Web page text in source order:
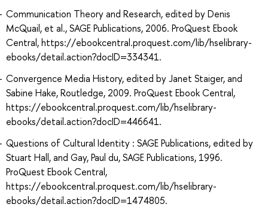
Communication Theory and Research, edited by Denis
McQuail, et al., SAGE Publications, 2006. ProQuest Ebook
Central, https://ebookcentral.proquest.com/lib/hselibrary-
ebooks/detail.action?docID=334341.
Convergence Media History, edited by Janet Staiger, and
Sabine Hake, Routledge, 2009. ProQuest Ebook Central,
https://ebookcentral.proquest.com/lib/hselibrary-
ebooks/detail.action?docID=446641.
Questions of Cultural Identity : SAGE Publications, edited by
Stuart Hall, and Gay, Paul du, SAGE Publications, 1996.
ProQuest Ebook Central,
https://ebookcentral.proquest.com/lib/hselibrary-
ebooks/detail.action?docID=1474805.